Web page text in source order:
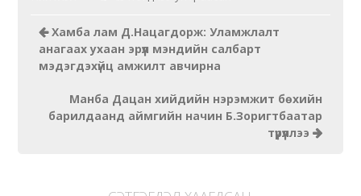
хийдийнхэн
хорооныхоо
настнуудын
Хамба лам Д.Нацагдорж: Уламжлалт
анагаах ухаан эрүүл мэндийн салбарт
мэдэгдэхүйц амжилт авчирна
Манба Дацан хийдийн нэрэмжит бөхийн
барилдаанд аймгийн начин Б.Зоригтбаатар
түрүүллээ